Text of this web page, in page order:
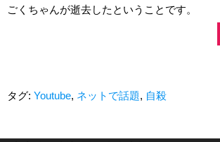
ごくちゃんが逝去したということです。
タグ: Youtube, ネットで話題, 自殺